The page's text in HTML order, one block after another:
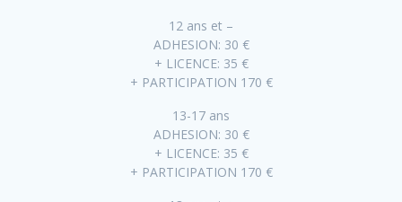
12 ans et –
ADHESION: 30 €
+ LICENCE: 35 €
+ PARTICIPATION 170 €
13-17 ans
ADHESION: 30 €
+ LICENCE: 35 €
+ PARTICIPATION 170 €